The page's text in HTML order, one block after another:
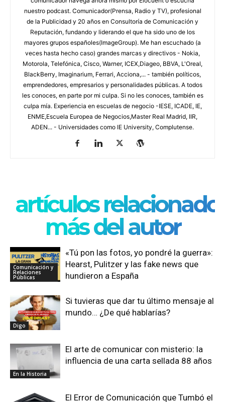
nuestro podcast. Comunicador(Prensa, Radio y TV), profesional
de la Publicidad y 20 años en Consultoría de Comunicación y
Reputación, fundando y liderando el que ha sido uno de los
mayores grupos españoles(ImageGroup). Me han escuchado (a
veces hasta hecho caso) grandes marcas y directivos - Nokia,
Motorola, Telefónica, Cisco, Warner, ICEX,Diageo, BBVA, L'Oreal,
BlackBerry, Imaginarium, Ferrari, Acciona,... - también políticos,
emprendedores, empresarios y personalidades públicas. A todos
les conoces, en parte por mi culpa. Si no les conoces, también es
culpa mía. Experiencia en escuelas de negocio -IESE, ICADE, IE,
ENME,Escuela Europea de Negocios,Master Real Madrid, IIR,
ADEN... - Universidades como IE University, Complutense.
artículos
más del autor
Comunicación y
Relaciones
Públicas
«Tú pon las fotos, yo pondré la guerra»:
Hearst, Pulitzer y las fake news que
hundieron a España
Digo
Si tuvieras que dar tu último mensaje al
mundo… ¿De qué hablarías?
En la Historia
El arte de comunicar con misterio: la
influencia de una carta sellada 88 años
El Error de Comunicación que Tumbó el